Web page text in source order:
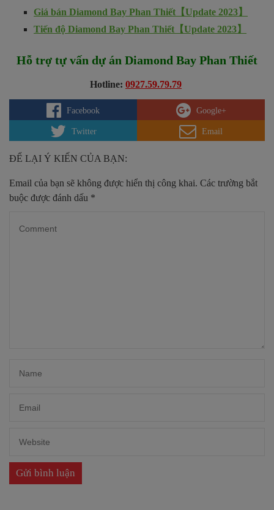
Giá bán Diamond Bay Phan Thiết【Update 2023】
Tiến độ Diamond Bay Phan Thiết【Update 2023】
Hỗ trợ tự vấn dự án Diamond Bay Phan Thiết
Hotline: 0927.59.79.79
Facebook Google+
Twitter Email
ĐỂ LẠI Ý KIẾN CỦA BẠN:
Email của bạn sẽ không được hiển thị công khai. Các trường bắt
buộc được đánh dấu *